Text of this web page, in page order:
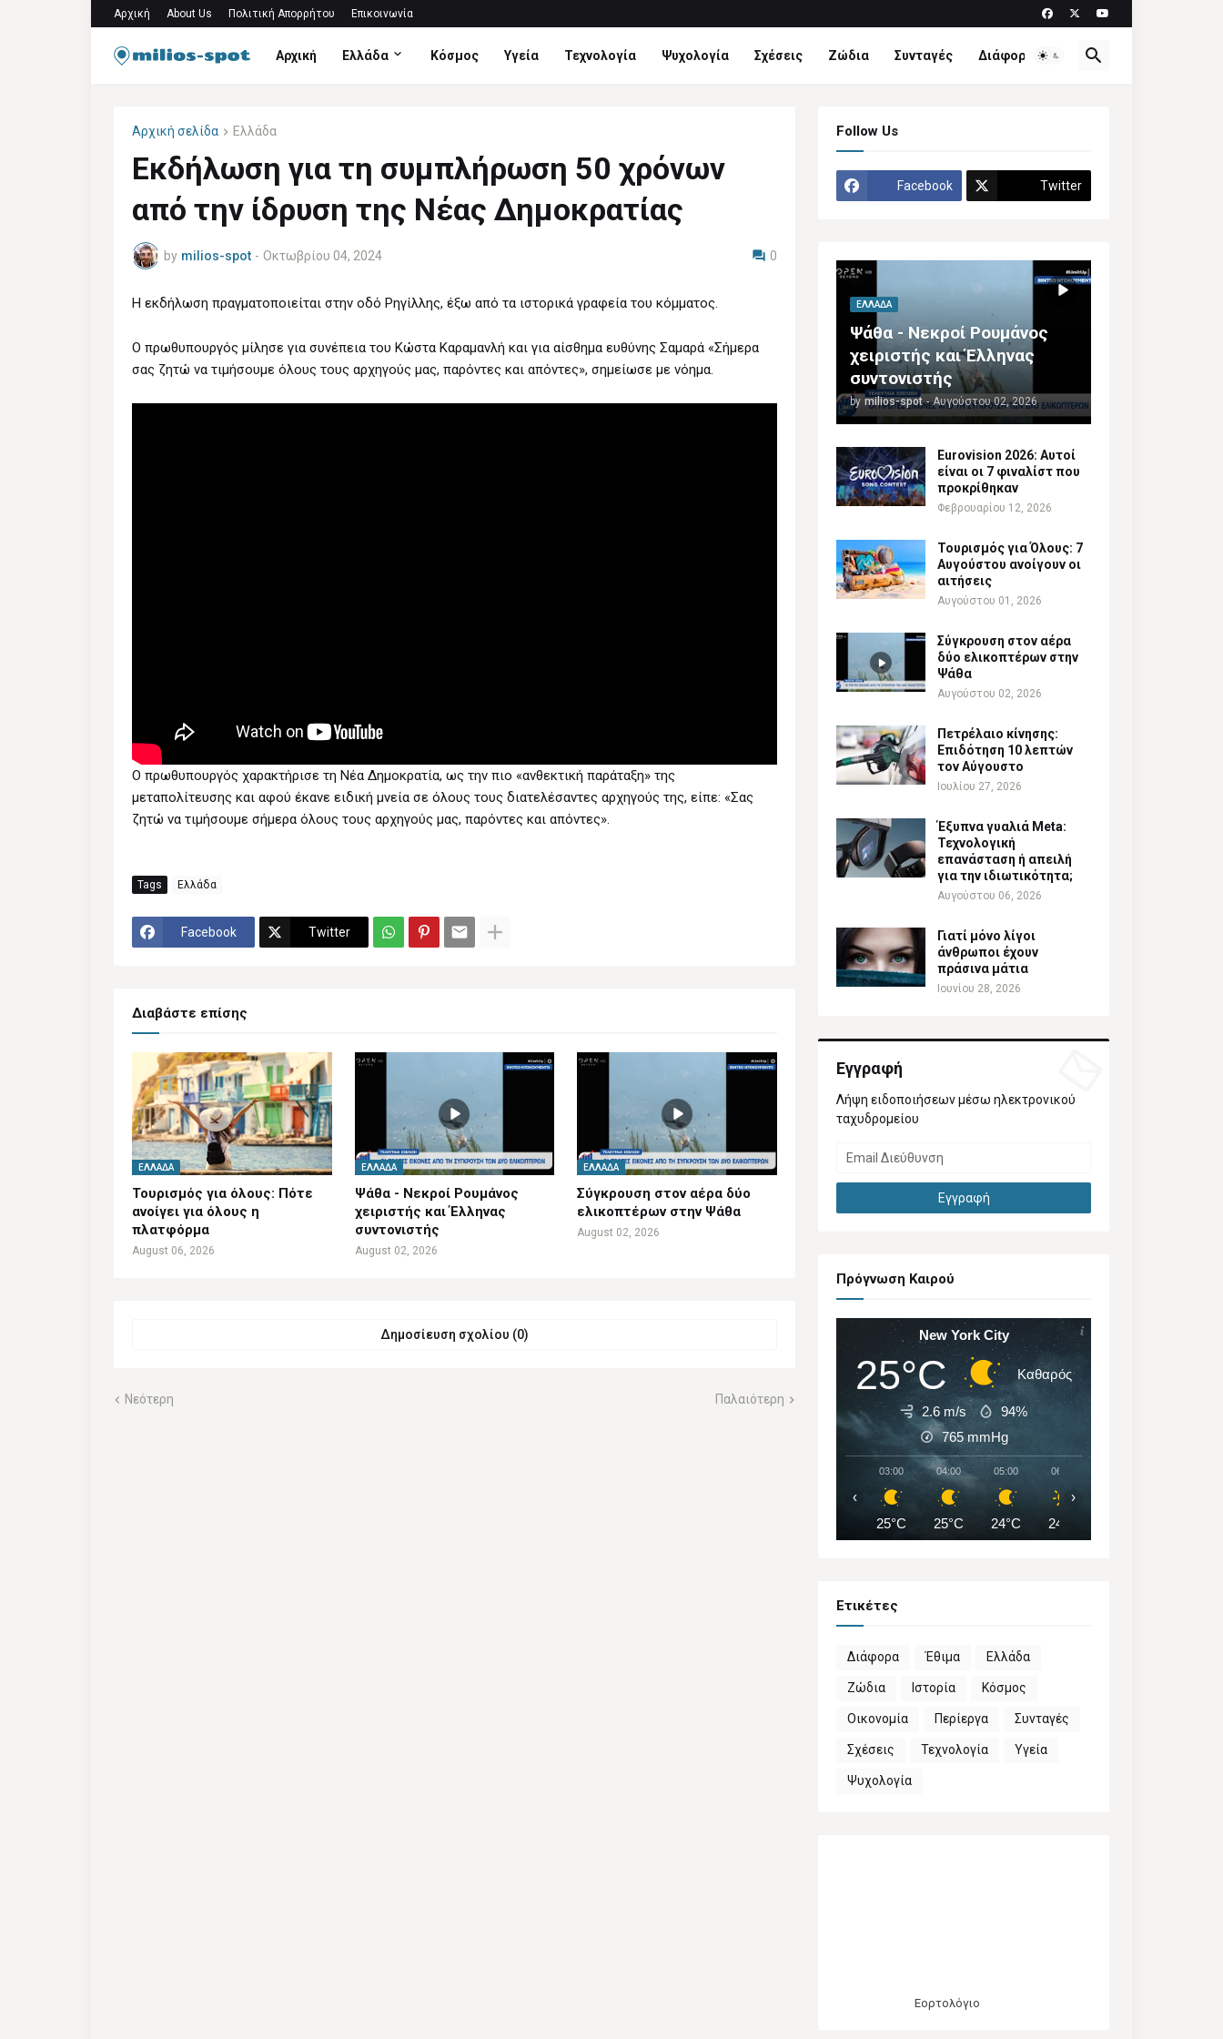
Αρχική About Us Πολιτική Απορρήτου Επικοινωνία
Αρχική Ελλάδα Κόσμος Υγεία Τεχνολογία Ψυχολογία Σχέσεις Ζώδια Συνταγές Διάφορα
Αρχική σελίδα Ελλάδα
Εκδήλωση για τη συμπλήρωση 50 χρόνων
από την ίδρυση της Νέας Δημοκρατίας
by milios-spot - Οκτωβρίου 04, 2024 0
Η εκδήλωση πραγματοποιείται στην οδό Ρηγίλλης, έξω από τα ιστορικά γραφεία του κόμματος.
Ο πρωθυπουργός μίλησε για συνέπεια του Κώστα Καραμανλή και για αίσθημα ευθύνης Σαμαρά «Σήμερα
σας ζητώ να τιμήσουμε όλους τους αρχηγούς μας, παρόντες και απόντες», σημείωσε με νόημα.
O πρωθυπουργός χαρακτήρισε τη Νέα Δημοκρατία, ως την πιο «ανθεκτική παράταξη» της
μεταπολίτευσης και αφού έκανε ειδική μνεία σε όλους τους διατελέσαντες αρχηγούς της, είπε: «Σας
ζητώ να τιμήσουμε σήμερα όλους τους αρχηγούς μας, παρόντες και απόντες».
Tags Ελλάδα
Facebook Twitter
Διαβάστε επίσης
ΕΛΛΆΔΑ
Τουρισμός για όλους: Πότε
ανοίγει για όλους η
πλατφόρμα
August 06, 2026
ΕΛΛΆΔΑ
Ψάθα - Νεκροί Ρουμάνος
χειριστής και Έλληνας
συντονιστής
August 02, 2026
ΕΛΛΆΔΑ
Σύγκρουση στον αέρα δύο
ελικοπτέρων στην Ψάθα
August 02, 2026
Δημοσίευση σχολίου (0)
Νεότερη Παλαιότερη
Follow Us
Facebook Twitter
ΕΛΛΆΔΑ
Ψάθα - Νεκροί Ρουμάνος
χειριστής και Έλληνας
συντονιστής
by milios-spot - Αυγούστου 02, 2026
Eurovision 2026: Αυτοί
είναι οι 7 φιναλίστ που
προκρίθηκαν
Φεβρουαρίου 12, 2026
Τουρισμός για Όλους: 7
Αυγούστου ανοίγουν οι
αιτήσεις
Αυγούστου 01, 2026
Σύγκρουση στον αέρα
δύο ελικοπτέρων στην
Ψάθα
Αυγούστου 02, 2026
Πετρέλαιο κίνησης:
Επιδότηση 10 λεπτών
τον Αύγουστο
Ιουλίου 27, 2026
Έξυπνα γυαλιά Meta:
Τεχνολογική
επανάσταση ή απειλή
για την ιδιωτικότητα;
Αυγούστου 06, 2026
Γιατί μόνο λίγοι
άνθρωποι έχουν
πράσινα μάτια
Ιουνίου 28, 2026
Εγγραφή
Λήψη ειδοποιήσεων μέσω ηλεκτρονικού
ταχυδρομείου
Πρόγνωση Καιρού
New York City
25°C Καθαρός
2.6 m/s
94%
765 mmHg
03:00
25°C
04:00
25°C
05:00
24°C
06:00
24°C
‹ ›
Ετικέτες
Διάφορα Έθιμα Ελλάδα
Ζώδια Ιστορία Κόσμος
Οικονομία Περίεργα Συνταγές
Σχέσεις Τεχνολογία Υγεία
Ψυχολογία
Εορτολόγιο